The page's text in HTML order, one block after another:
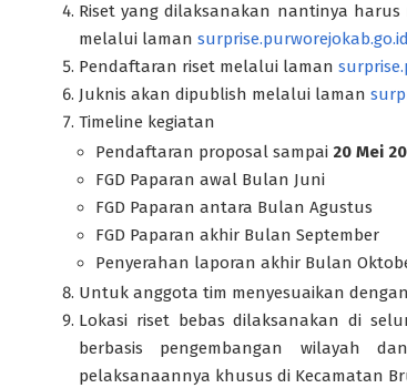
Riset yang dilaksanakan nantinya
melalui laman surprise.purworejokab.go.id
Pendaftaran riset melalui laman
Juknis akan dipublish melalui laman
Timeline kegiatan
Pendaftaran proposal sampai 20 Mei
FGD Paparan awal Bulan Juni
FGD Paparan antara Bulan Agustus
FGD Paparan akhir Bulan September
Penyerahan laporan akhir Bulan
Untuk anggota tim menyesuaikan
Lokasi riset bebas dilaksanakan di
berbasis pengembangan wilayah
pelaksanaannya khusus di Kecamatan